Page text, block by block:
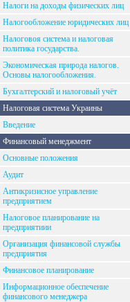
Налоги на доходы физических лиц
Налогообложение юридических лиц
Налоговоя система и налоговая
политика государства.
Экономическая природа налогов.
Основы налогообложения.
Бухгалтерский и налоговый учёт
Налоговая система Украины
Введение
Финансовый менеджмент
Основные положения
Аудит
Антикризисное управление
предприятием
Налоговое планирование на
предприятиии
Организация финансовой службы
предприятия
Финансовое планирование
Информационное обеспечение
финансового менеджера